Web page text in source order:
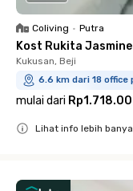
Coliving • Putra
Kost Rukita
Kukusan, Beji
6.6 km dari 18 office
mulai dari
Lihat info lebih